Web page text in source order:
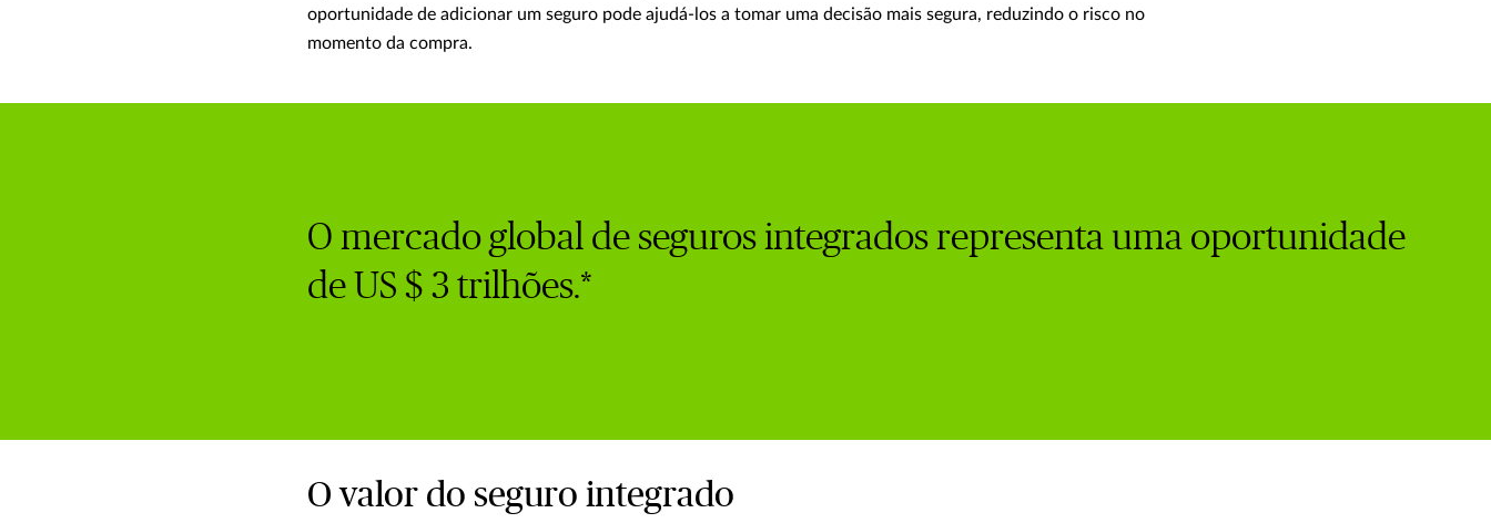
oportunidade de adicionar um seguro pode ajudá-los a tomar uma decisão mais segura, reduzindo o risco no
momento da compra.
O mercado global de seguros integrados representa uma oportunidade
de US $ 3 trilhões.*
O valor do seguro integrado